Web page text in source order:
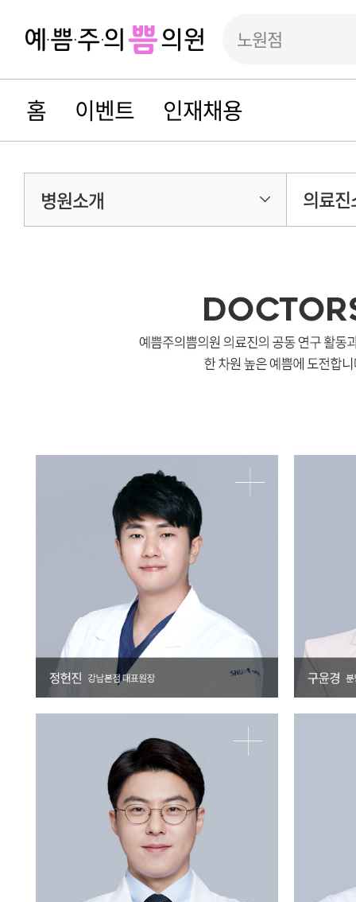
노원점
홈 이벤트 인재채용
병원소개 의료